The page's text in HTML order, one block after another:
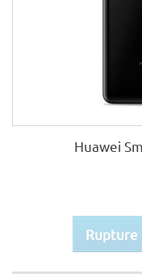
Huawei
Rupture